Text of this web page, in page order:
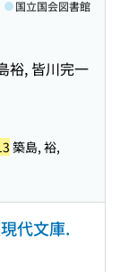
裕, 皆川完一
国立国会図書館
築島, 裕,
代文庫.